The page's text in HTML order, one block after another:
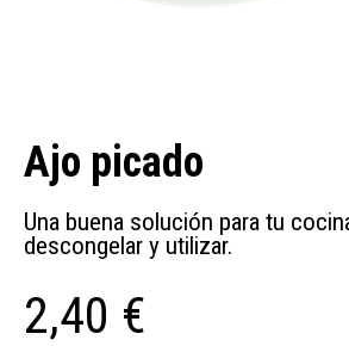
Ajo picado
Una buena solución para tu
descongelar y utilizar.
2,40 €